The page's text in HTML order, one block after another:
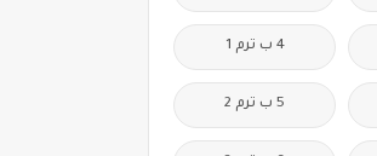
4 ب ترم 1
5 ب ترم 2